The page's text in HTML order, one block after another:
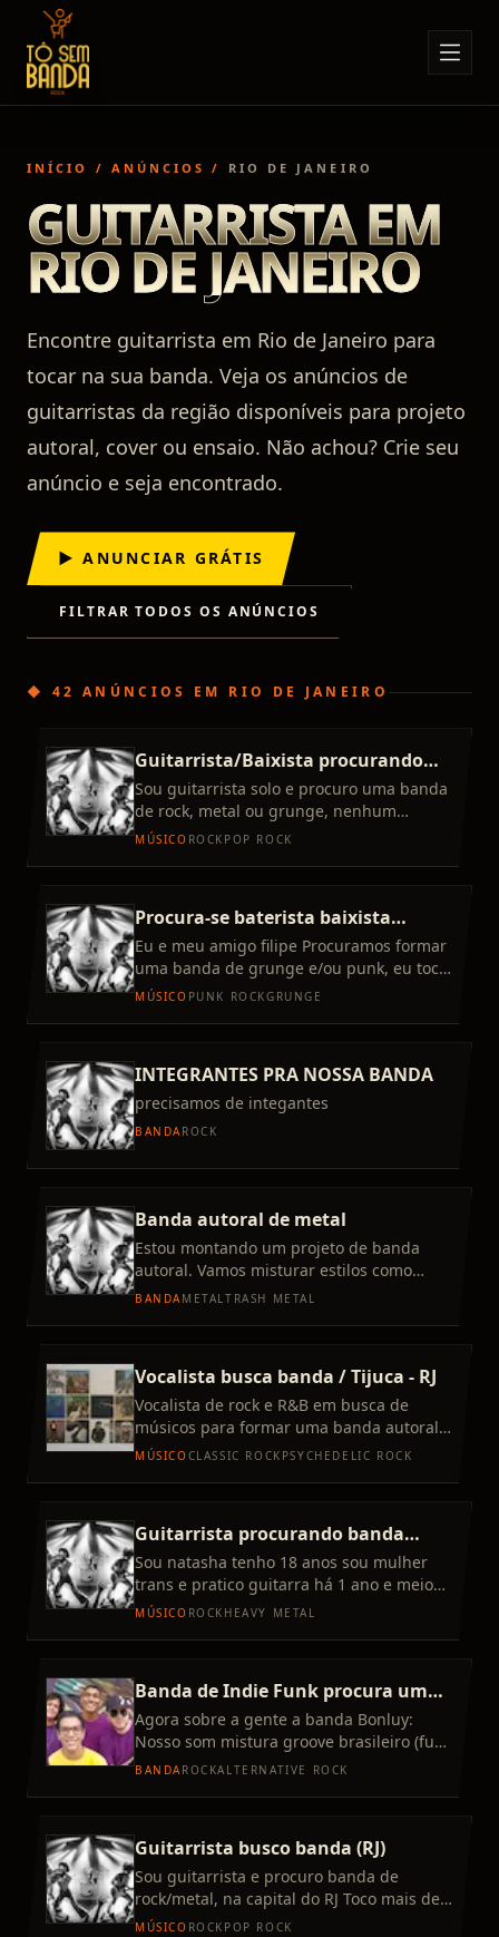
Sobre Nós
Eventos
Minha Conta
INÍCIO / ANÚNCIOS / RIO DE JANEIRO
GUITARRISTA EM
RIO DE JANEIRO
Encontre guitarrista em Rio de Janeiro para
tocar na sua banda. Veja os anúncios de
guitarristas da região disponíveis para projeto
autoral, cover ou ensaio. Não achou? Crie seu
anúncio e seja encontrado.
▶ ANUNCIAR GRÁTIS
FILTRAR TODOS OS ANÚNCIOS
◆ 42 ANÚNCIOS EM RIO DE JANEIRO
Guitarrista/Baixista procurando
banda de rock/metal
Sou guitarrista solo e procuro uma banda
de rock, metal ou grunge, nenhum
subgênero específico. Moro na Ilha do
MÚSICO ROCK POP ROCK
Procura-se baterista baixista
Campo Grande Rj
Eu e meu amigo filipe Procuramos formar
uma banda de grunge e/ou punk, eu toco
guitarra e o Filipe canta, nos procuramos
MÚSICO PUNK ROCKGRUNGE
INTEGRANTES PRA NOSSA BANDA
precisamos de integantes
BANDAROCK
Banda autoral de metal
Estou montando um projeto de banda
autoral. Vamos misturar estilos como
doom metal, death metal melódico, black
BANDAMETALTRASH METAL
Vocalista busca banda / Tijuca - RJ
Vocalista de rock e R&B em busca de
músicos para formar uma banda autoral
com identidade e propósito artístico. Sou
MÚSICOCLASSIC ROCK PSYCHEDELIC ROCK
Guitarrista procurando banda
jovem
Sou natasha tenho 18 anos sou mulher
trans e pratico guitarra há 1 ano e meio
procurando uma banda para praticar e
MÚSICO ROCK HEAVY METAL
Banda de Indie Funk procura um
guitarrista
Agora sobre a gente a banda Bonluy:
Nosso som mistura groove brasileiro (funk
rock) com estética indie e harmonia mais
BANDAROCKALTERNATIVE ROCK
Guitarrista busco banda (RJ)
Sou guitarrista e procuro banda de
rock/metal, na capital do RJ Toco mais de
um instrumento, porém sou mais
MÚSICO ROCK POP ROCK